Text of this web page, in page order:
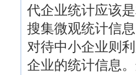
代企业统计应该
搜集微观统计信
对待中小企业则
企业的统计信息